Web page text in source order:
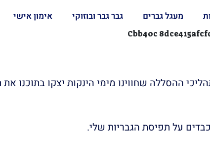
מעגל גברים גבר גבר ובוזוקי אימון אישי
עם תהליכי ההסללה שחווינו מימי הינקות יצקו בתוכנו
על תפיסת הגבריות שלי.